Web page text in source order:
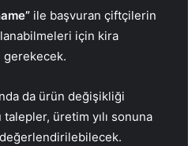
ile başvuran çiftçilerin
için kira
da ürün değişikliği
üretim yılı sonuna